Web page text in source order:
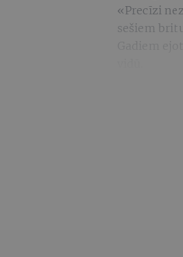
«Precīzi
sešiem